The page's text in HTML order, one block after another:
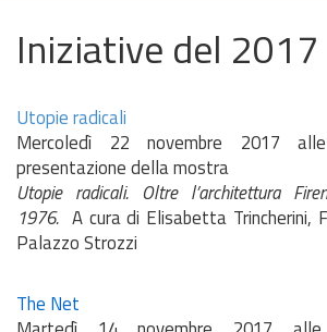
Iniziative del 2017
Utopie radicali
Mercoledì 22 novembre 2017
presentazione della mostra
Utopie radicali. Oltre l’architettura
1976. A cura di Elisabetta Trincherini,
Palazzo Strozzi
The Net